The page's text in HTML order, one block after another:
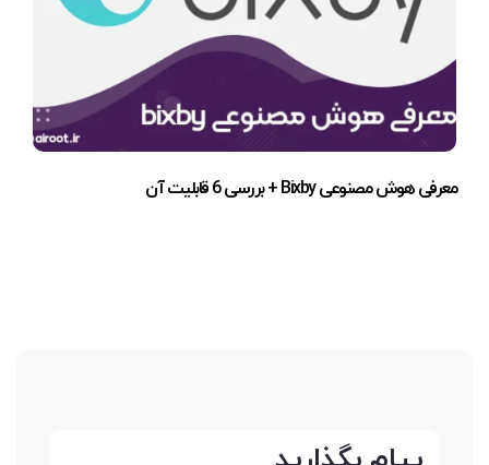
معرفی هوش مصنوعی Bixby + بررسی 6 قابلیت آن